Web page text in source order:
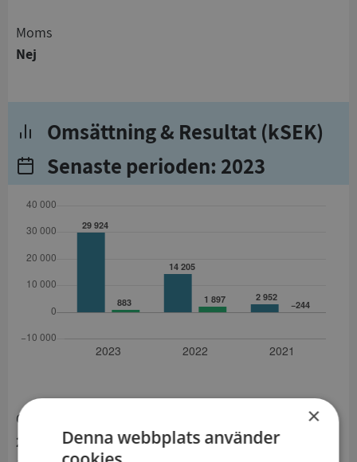
Moms
Nej
Omsättning & Resultat (kSEK)
Senaste perioden: 2023
Omsättning
29 924 kSEK
×
Denna webbplats använder